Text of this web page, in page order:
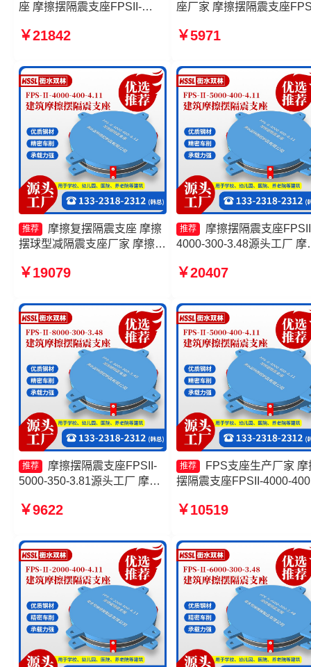
座 摩擦摆隔震支座FPSII-
摆隔震支座FPSII-1000-300-
座源头工厂
￥21842
座厂家 摩擦摆隔震支座
支座 摩擦摆隔震支座FPSII-
￥5971
推荐
摩擦复摆隔震支座 摩擦
摆球型减隔震支座厂家 摩擦摆
4.11厂家 减隔震摩擦摆支座
￥19079
推荐
摩擦摆隔震支座
4000-300-3.48源头工厂 摩
4.11厂家 摩擦摆隔振支座
350-3.81源头工厂
￥20407
推荐
摩擦摆隔震支座FPSII-
5000-350-3.81源头工厂 摩擦
3.48厂家 摩擦摆式减震支座
￥9622
推荐
FPS支座生产厂家 摩
摆隔震支座FPSII-4000-
FPSII-2000-350-3.81源头
￥10519